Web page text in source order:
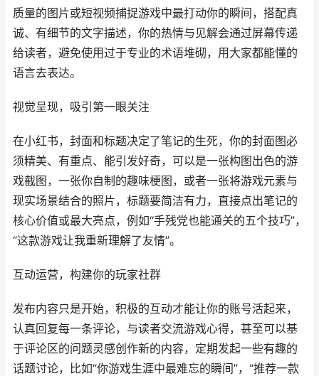
质量的图片或短视频捕捉游戏中最打动你的瞬间，搭配真
诚、有细节的文字描述，你的热情与见解会通过屏幕传递
给读者，避免使用过于专业的术语堆砌，用大家都能懂的
语言去表达。
视觉呈现，吸引第一眼关注
在小红书，封面和标题决定了笔记的生死，你的封面图必
须精美、有重点、能引发好奇，可以是一张构图出色的游
戏截图，一张你自制的趣味梗图，或者一张将游戏元素与
现实场景结合的照片，标题要简洁有力，直接点出笔记的
核心价值或最大亮点，例如“手残党也能通关的五个技巧”，
“这款游戏让我重新理解了友情”。
互动运营，构建你的玩家社群
发布内容只是开始，积极的互动才能让你的账号活起来，
认真回复每一条评论，与读者交流游戏心得，甚至可以基
于评论区的问题灵感创作新的内容，定期发起一些有趣的
话题讨论，比如“你游戏生涯中最难忘的瞬间”，“推荐一款